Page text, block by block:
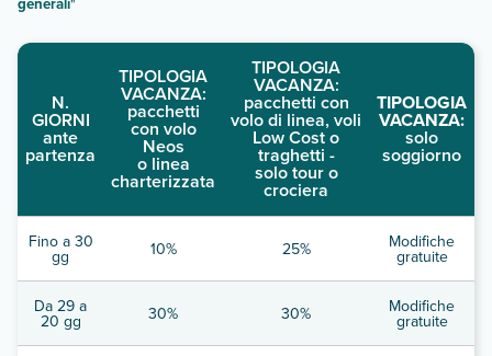
generali
N.
GIORNI
ante
partenza
TIPOLOGIA
VACANZA:
pacchetti
con volo
Neos
o linea
charterizzata
TIPOLOGIA
VACANZA:
pacchetti con
volo di linea, voli
Low Cost o
traghetti -
solo tour o
crociera
TIPOLOGIA
VACANZA:
solo
soggiorno
Fino a 30
gg 10% 25% Modifiche
gratuite
Da 29 a
20 gg 30% 30% Modifiche
gratuite